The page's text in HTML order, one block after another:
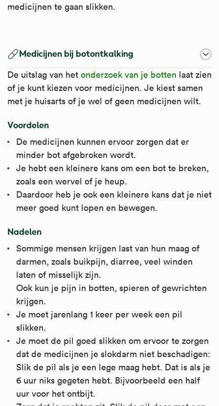
medicijnen te gaan slikken.
Vitamine D (colecalciferol) zorgt voor de
opname van calcium (kalk) en fosfaat uit het
voedsel. Calcium en fosfaat zijn nodig voor
een goede opbouw van botten en gebit.
Het is te gebruiken bij vitaminegebrek en bij
botontkalking.
Kijk voor meer informatie op
Apotheek.nl
.
Medicijnen bij botontkalking
De uitslag van het onderzoek van je botten laat zien
of je kunt kiezen voor medicijnen. Je kiest samen
met je huisarts of je wel of geen medicijnen wilt.
Voordelen
De medicijnen kunnen ervoor zorgen dat er
minder bot afgebroken wordt.
Je hebt een kleinere kans om een bot te breken,
zoals een wervel of je heup.
Daardoor heb je ook een kleinere kans dat je niet
meer goed kunt lopen en bewegen.
Nadelen
Sommige mensen krijgen last van hun maag of
darmen, zoals buikpijn, diarree, veel winden
laten of misselijk zijn.
Ook kun je pijn in botten, spieren of gewrichten
krijgen.
Je moet jarenlang 1 keer per week een pil
slikken.
Je moet de pil goed slikken om ervoor te zorgen
dat de medicijnen je slokdarm niet beschadigen:
Slik de pil als je een lege maag hebt. Dat is als je
6 uur niks gegeten hebt. Bijvoorbeeld een half
uur voor het ontbijt.